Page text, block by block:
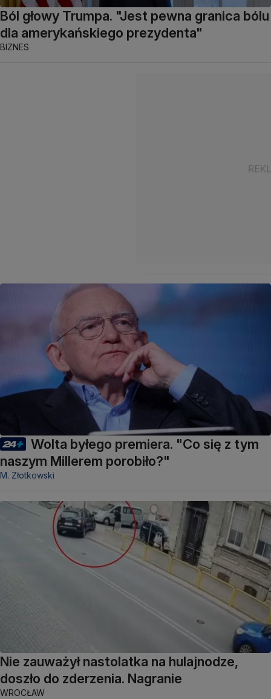
Ból głowy Trumpa. "Jest pewna granica bólu
dla amerykańskiego prezydenta"
BIZNES
Wolta byłego premiera. "Co się z tym
naszym Millerem porobiło?"
M. Złotkowski
Nie zauważył nastolatka na hulajnodze,
doszło do zderzenia. Nagranie
WROCŁAW